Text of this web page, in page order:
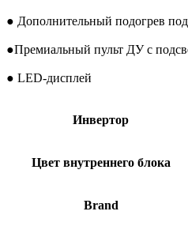
● Дополнительный подогрев
●Премиальный пульт ДУ с
● LED-дисплей
Инвертор
Цвет внутреннего блока
Brand